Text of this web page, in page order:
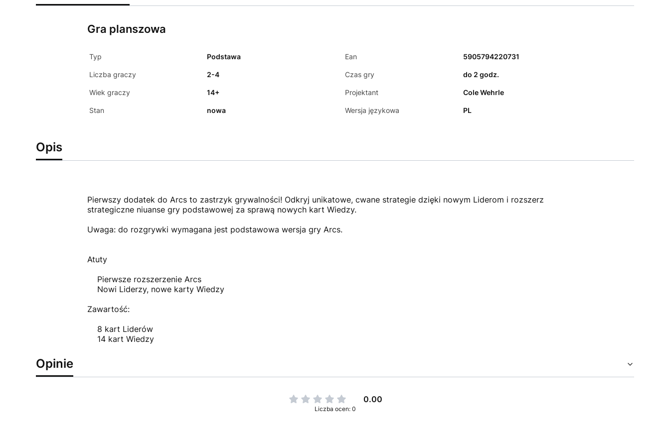
Gra planszowa
Typ Podstawa Ean 5905794220731
Liczba graczy 2-4 Czas gry do 2 godz.
Wiek graczy 14+ Projektant Cole Wehrle
Stan nowa Wersja językowa PL
Opis
Pierwszy dodatek do Arcs to zastrzyk grywalności! Odkryj unikatowe, cwane strategie dzięki nowym Liderom i rozszerz
strategiczne niuanse gry podstawowej za sprawą nowych kart Wiedzy.
Uwaga: do rozgrywki wymagana jest podstawowa wersja gry Arcs.
Atuty
Pierwsze rozszerzenie Arcs
Nowi Liderzy, nowe karty Wiedzy
Zawartość:
8 kart Liderów
14 kart Wiedzy
Opinie
0.00
Liczba ocen: 0